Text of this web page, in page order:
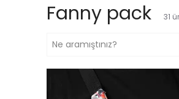
Fanny pack 31